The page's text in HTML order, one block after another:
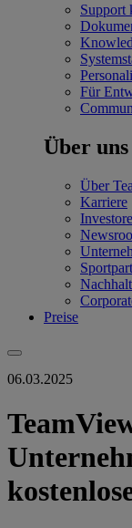
Support
Für
Über uns
Über
Karriere
Preise
06.03.2025